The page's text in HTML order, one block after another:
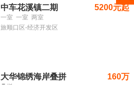
中车花溪镇二期 5200元起
一室一室两室
旅顺口区-经济开发区
大华锦绣海岸叠拼 160万